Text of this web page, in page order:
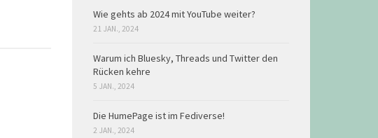
Wie gehts ab 2024 mit YouTube weiter?
21 JAN., 2024
Warum ich Bluesky, Threads und Twitter den
Rücken kehre
5 JAN., 2024
Die HumePage ist im Fediverse!
2 JAN., 2024